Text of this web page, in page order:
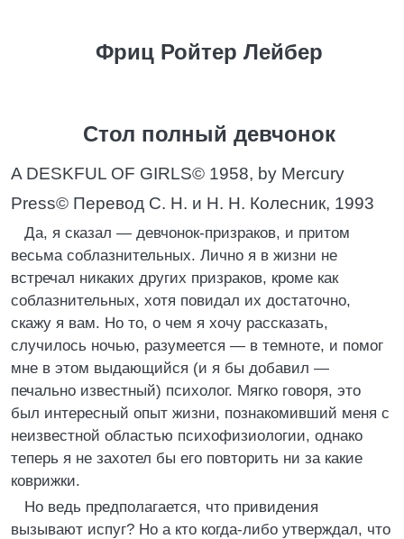
Фриц Ройтер Лейбер
Стол полный девчонок
A DESKFUL OF GIRLS© 1958, by Mercury
Press© Перевод С. Н. и Н. Н. Колесник, 1993
Да, я сказал — девчонок-призраков, и притом
весьма соблазнительных. Лично я в жизни не
встречал никаких других призраков, кроме как
соблазнительных, хотя повидал их достаточно,
скажу я вам. Но то, о чем я хочу рассказать,
случилось ночью, разумеется — в темноте, и помог
мне в этом выдающийся (и я бы добавил —
печально известный) психолог. Мягко говоря, это
был интересный опыт жизни, познакомивший меня с
неизвестной областью психофизиологии, однако
теперь я не захотел бы его повторить ни за какие
коврижки.
Но ведь предполагается, что привидения
вызывают испуг? Но а кто когда-либо утверждал, что